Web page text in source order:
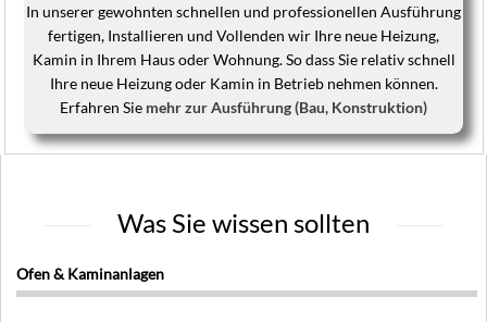
In unserer gewohnten schnellen und professionellen Ausführung
fertigen, Installieren und Vollenden wir Ihre neue Heizung,
Kamin in Ihrem Haus oder Wohnung. So dass Sie relativ schnell
Ihre neue Heizung oder Kamin in Betrieb nehmen können.
Erfahren Sie mehr zur Ausführung (Bau, Konstruktion)
Was Sie wissen sollten
Ofen & Kaminanlagen